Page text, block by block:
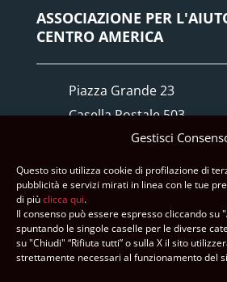
Gestisci
Questo sito utilizza cookie di profilazione di
pubblicità e servizi mirati in linea con le tue
di piùclicca qui.
Il consenso può essere espresso cliccando su
spuntando le singole caselle per le diverse
su "Chiudi" “Rifiuta tutti” o sulla X il sito
strettamente necessari al funzionamento del
ASSOCIAZIONE PER
CENTRO AMERICA
Piazza Grande 23
Casella Postale 503
6512 Giubiasco TI
+41 91 840 29 03
info@amca.ch